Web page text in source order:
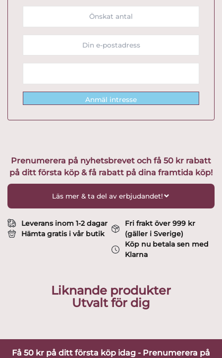
Anmäl intresse
Prenumerera på nyhetsbrevet och få 50 kr rabatt
på ditt första köp & få rabatt på dina framtida köp!
Läs mer & ta del av erbjudandet!
Leverans inom 1-2 dagar
Hämta gratis i vår butik
Fri frakt över 999 kr
(gäller i Sverige)
Köp nu betala sen med
Klarna
Liknande produkter
Utvalt för dig
Få 50 kr på ditt första köp idag - Prenumerera på